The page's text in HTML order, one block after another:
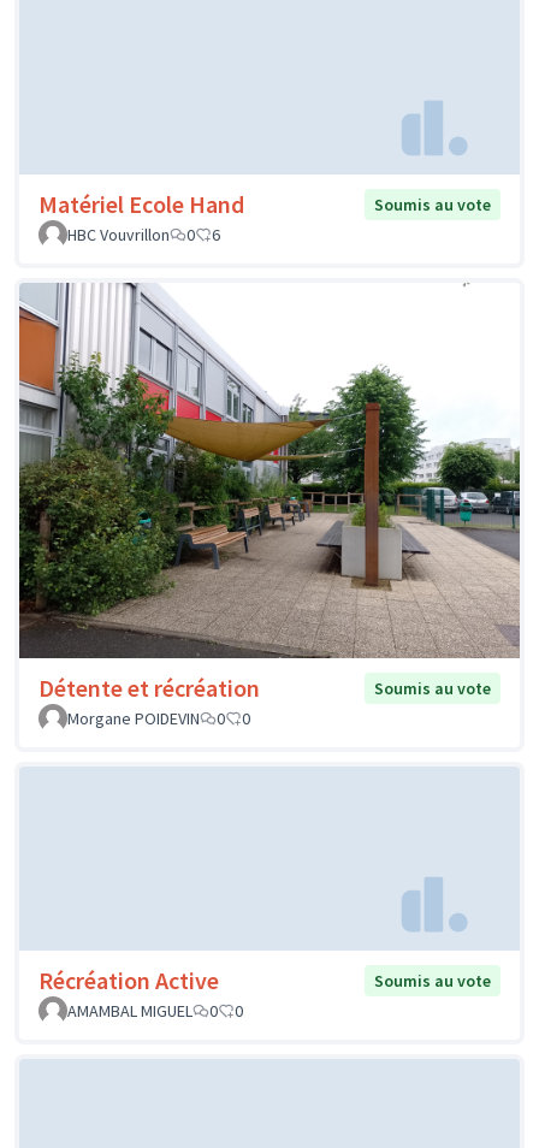
Matériel Ecole Hand
Soumis au vote
HBC Vouvrillon
0 6
Détente et récréation
Soumis au vote
Morgane POIDEVIN
0 0
Récréation Active
Soumis au vote
AMAMBAL MIGUEL
0 0